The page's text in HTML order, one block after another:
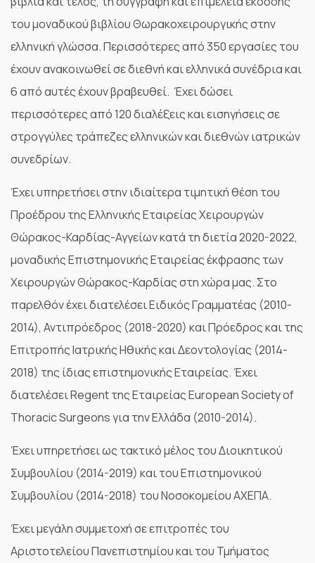
του μοναδικού βιβλίου Θωρακοχειρουργικής στην
ελληνική γλώσσα. Περισσότερες από 350 εργασίες του
έχουν ανακοινωθεί σε διεθνή και ελληνικά συνέδρια και
6 από αυτές έχουν βραβευθεί. Έχει δώσει
περισσότερες από 120 διαλέξεις και εισηγήσεις σε
στρογγύλες τράπεζες ελληνικών και διεθνών ιατρικών
συνεδρίων.
Έχει υπηρετήσει στην ιδιαίτερα τιμητική θέση του
Προέδρου της Ελληνικής Εταιρείας Χειρουργών
Θώρακος-Καρδίας-Αγγείων κατά τη διετία 2020-2022,
μοναδικής Επιστημονικής Εταιρείας έκφρασης των
Χειρουργών Θώρακος-Καρδίας στη χώρα μας. Στο
παρελθόν έχει διατελέσει Ειδικός Γραμματέας (2010-
2014), Αντιπρόεδρος (2018-2020) και Πρόεδρος και της
Επιτροπής Ιατρικής Ηθικής και Δεοντολογίας (2014-
2018) της ίδιας επιστημονικής Εταιρείας. Έχει
διατελέσει Regent της Εταιρείας European Society of
Thoracic Surgeons για την Ελλάδα (2010-2014).
Έχει υπηρετήσει ως τακτικό μέλος του Διοικητικού
Συμβουλίου (2014-2019) και του Επιστημονικού
Συμβουλίου (2014-2018) του Νοσοκομείου ΑΧΕΠΑ.
Έχει μεγάλη συμμετοχή σε επιτροπές του
Αριστοτελείου Πανεπιστημίου και του Τμήματος